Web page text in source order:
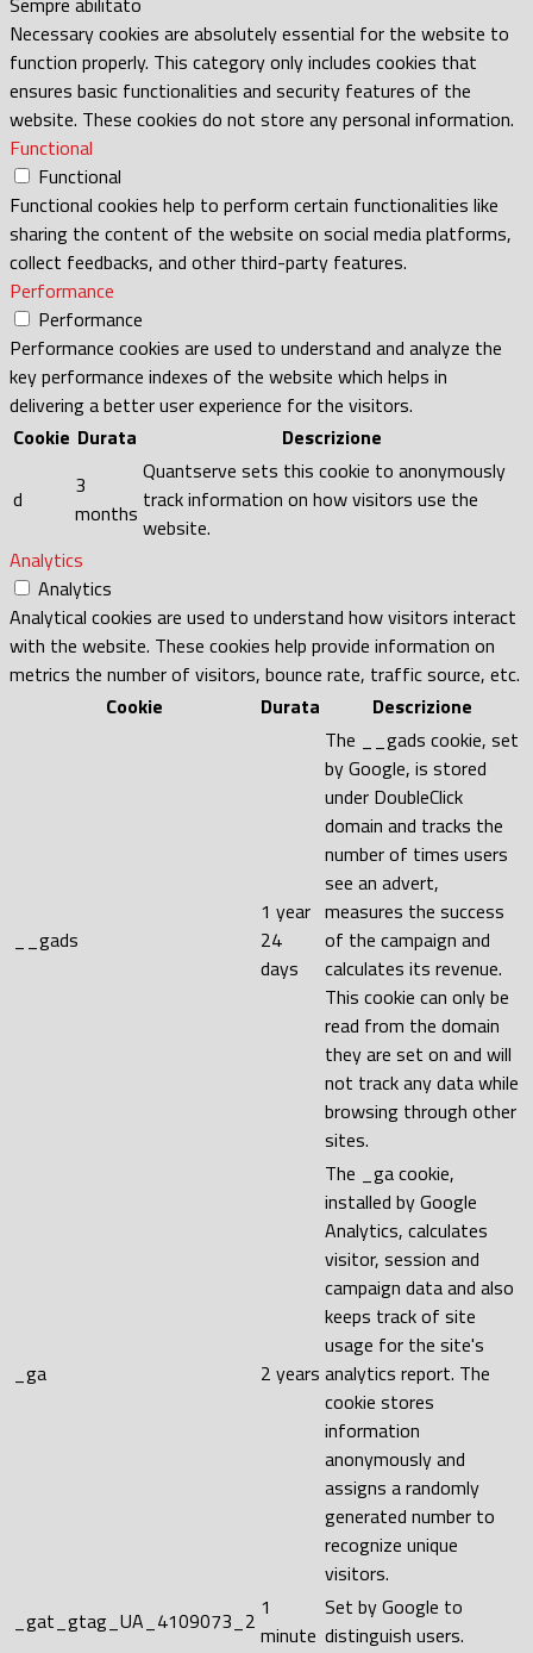
Necessary cookies are absolutely essential for the website to
function properly. This category only includes cookies that
ensures basic functionalities and security features of the
website. These cookies do not store any personal information.
Functional
Functional
Functional cookies help to perform certain functionalities like
sharing the content of the website on social media platforms,
collect feedbacks, and other third-party features.
Performance
Performance
Performance cookies are used to understand and analyze the
key performance indexes of the website which helps in
delivering a better user experience for the visitors.
Cookie Durata Descrizione
d
3
months
Quantserve sets this cookie to anonymously
track information on how visitors use the
website.
Analytics
Analytics
Analytical cookies are used to understand how visitors interact
with the website. These cookies help provide information on
metrics the number of visitors, bounce rate, traffic source, etc.
Cookie
Durata Descrizione
__gads
1 year
24
days
The __gads cookie, set
by Google, is stored
under DoubleClick
domain and tracks the
number of times users
see an advert,
measures the success
of the campaign and
calculates its revenue.
This cookie can only be
read from the domain
they are set on and will
not track any data while
browsing through other
sites.
_ga 2 years
The _ga cookie,
installed by Google
Analytics, calculates
visitor, session and
campaign data and also
keeps track of site
usage for the site's
analytics report. The
cookie stores
information
anonymously and
assigns a randomly
generated number to
recognize unique
visitors.
_gat_gtag_UA_4109073_2 1
minute
Set by Google to
distinguish users.